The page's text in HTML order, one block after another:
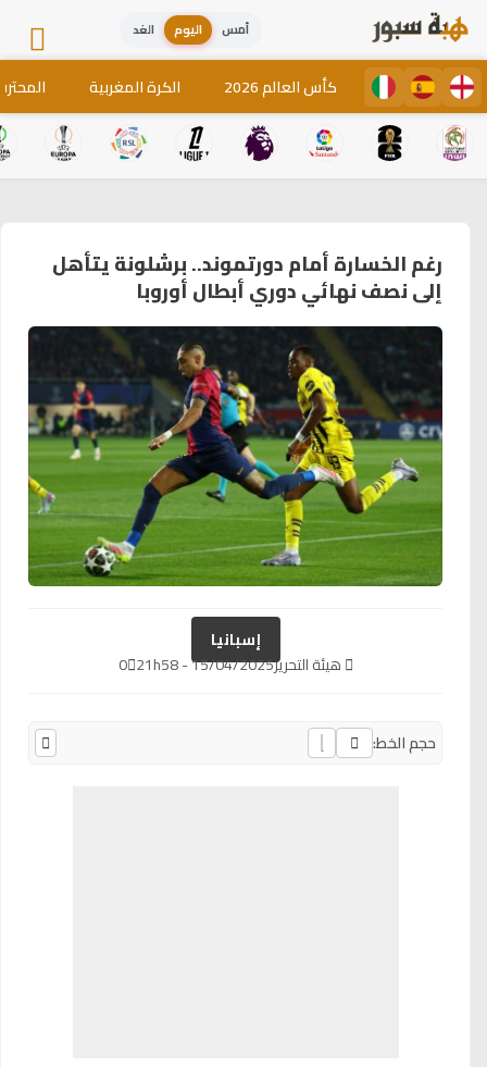
أمس اليوم الغد
كأس العالم 2026 الكرة المغربية
رغم الخسارة أمام دورتموند.. برشلونة يتأهل
إلى نصف نهائي دوري أبطال أوروبا
إسبانيا
هيئة التحرير15/04/2025 - 21h58
0
حجم الخط: